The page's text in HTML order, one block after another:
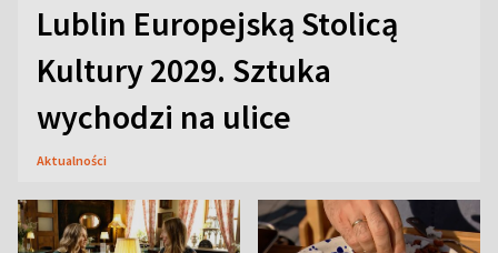
Lublin Europejską Stolicą
Kultury 2029. Sztuka
wychodzi na ulice
Aktualności